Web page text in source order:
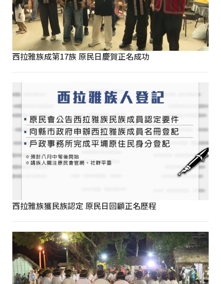
西拉雅族成第17族 原民日慶賀正名成功
西拉雅族獲民族認定 原民日回顧正名歷程